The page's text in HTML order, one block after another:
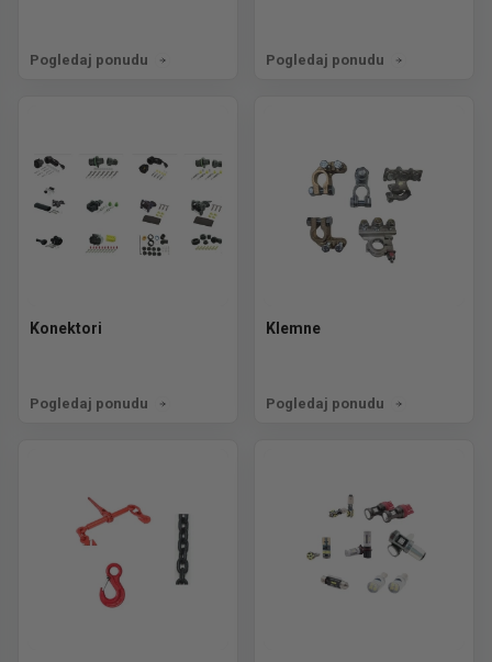
Pogledaj ponudu Pogledaj ponudu
Konektori
Pogledaj ponudu
Klemne
Pogledaj ponudu